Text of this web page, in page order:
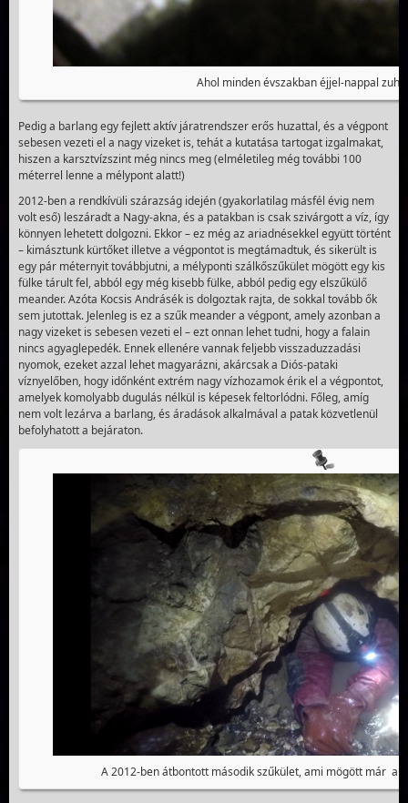
Ahol minden évszakban éjjel-nappal
Pedig a barlang egy fejlett aktív járatrendszer erős huzattal, és a végpont
sebesen vezeti el a nagy vizeket is, tehát a kutatása tartogat izgalmakat,
hiszen a karsztvízszint még nincs meg (elméletileg még további 100
méterrel lenne a mélypont alatt!)
2012-ben a rendkívüli szárazság idején (gyakorlatilag másfél évig nem
volt eső) leszáradt a Nagy-akna, és a patakban is csak szivárgott a víz, így
könnyen lehetett dolgozni. Ekkor – ez még az ariadnésekkel együtt történt
– kimásztunk kürtőket illetve a végpontot is megtámadtuk, és sikerült is
egy pár méternyit továbbjutni, a mélyponti szálkőszűkület mögött egy kis
fülke tárult fel, abból egy még kisebb fülke, abból pedig egy elszűkülő
meander. Azóta Kocsis Andrásék is dolgoztak rajta, de sokkal tovább ők
sem jutottak. Jelenleg is ez a szűk meander a végpont, amely azonban a
nagy vizeket is sebesen vezeti el – ezt onnan lehet tudni, hogy a falain
nincs agyaglepedék. Ennek ellenére vannak feljebb visszaduzzadási
nyomok, ezeket azzal lehet magyarázni, akárcsak a Diós-pataki
víznyelőben, hogy időnként extrém nagy vízhozamok érik el a végpontot,
amelyek komolyabb dugulás nélkül is képesek feltorlódni. Főleg, amíg
nem volt lezárva a barlang, és áradások alkalmával a patak közvetlenül
befolyhatott a bejáraton.
A 2012-ben átbontott második szűkület, ami mögött már a